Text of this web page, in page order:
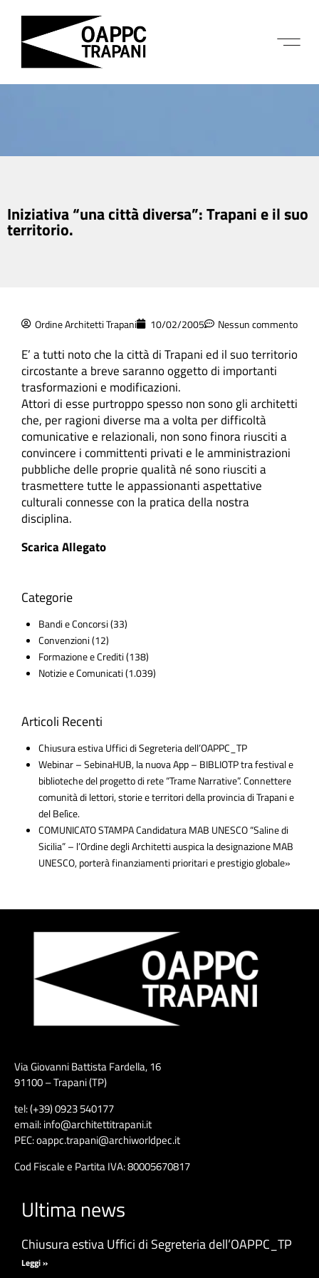
Iniziativa “una città diversa”: Trapani e il suo
territorio.
Ordine Architetti Trapani 10/02/2005 Nessun commento
E’ a tutti noto che la città di Trapani ed il suo territorio
circostante a breve saranno oggetto di importanti
trasformazioni e modificazioni.
Attori di esse purtroppo spesso non sono gli architetti
che, per ragioni diverse ma a volta per difficoltà
comunicative e relazionali, non sono finora riusciti a
convincere i committenti privati e le amministrazioni
pubbliche delle proprie qualità né sono riusciti a
trasmettere tutte le appassionanti aspettative
culturali connesse con la pratica della nostra
disciplina.
Scarica Allegato
Categorie
Bandi e Concorsi(33)
Convenzioni(12)
Formazione e Crediti(138)
Notizie e Comunicati(1.039)
Articoli Recenti
Chiusura estiva Uffici di Segreteria dell’OAPPC_TP
Webinar – SebinaHUB, la nuova App – BIBLIOTP tra festival e
biblioteche del progetto di rete “Trame Narrative”. Connettere
comunità di lettori, storie e territori della provincia di Trapani e
del Belìce.
COMUNICATO STAMPA Candidatura MAB UNESCO “Saline di
Sicilia” – l’Ordine degli Architetti auspica la designazione MAB
UNESCO, porterà finanziamenti prioritari e prestigio globale»
Via Giovanni Battista Fardella, 16
91100 – Trapani (TP)
tel: (+39) 0923 540177
email: info@architettitrapani.it
PEC: oappc.trapani@archiworldpec.it
Cod Fiscale e Partita IVA: 80005670817
Ultima news
Chiusura estiva Uffici di Segreteria dell’OAPPC_TP
Leggi »